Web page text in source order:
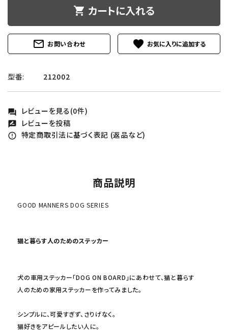
shopping_cart カートに入れる
mail_outline お問い合わせ favorite
型番: 212002
forum レビューを見る(0件)
rate_review レビューを投稿
error_outline 特定商取引法に基づく表記 (返品など)
商品説明
GOOD MANNERS DOG SERIES
猫と暮らす人のためのステッカー
犬の車用ステッカー「DOG ON BOARD」にあわせて、猫と暮らす
人のための家用ステッカーを作ってみました。
シンプルに、可愛すぎず、さりげなく。
猫好きをアピールしたい人に。